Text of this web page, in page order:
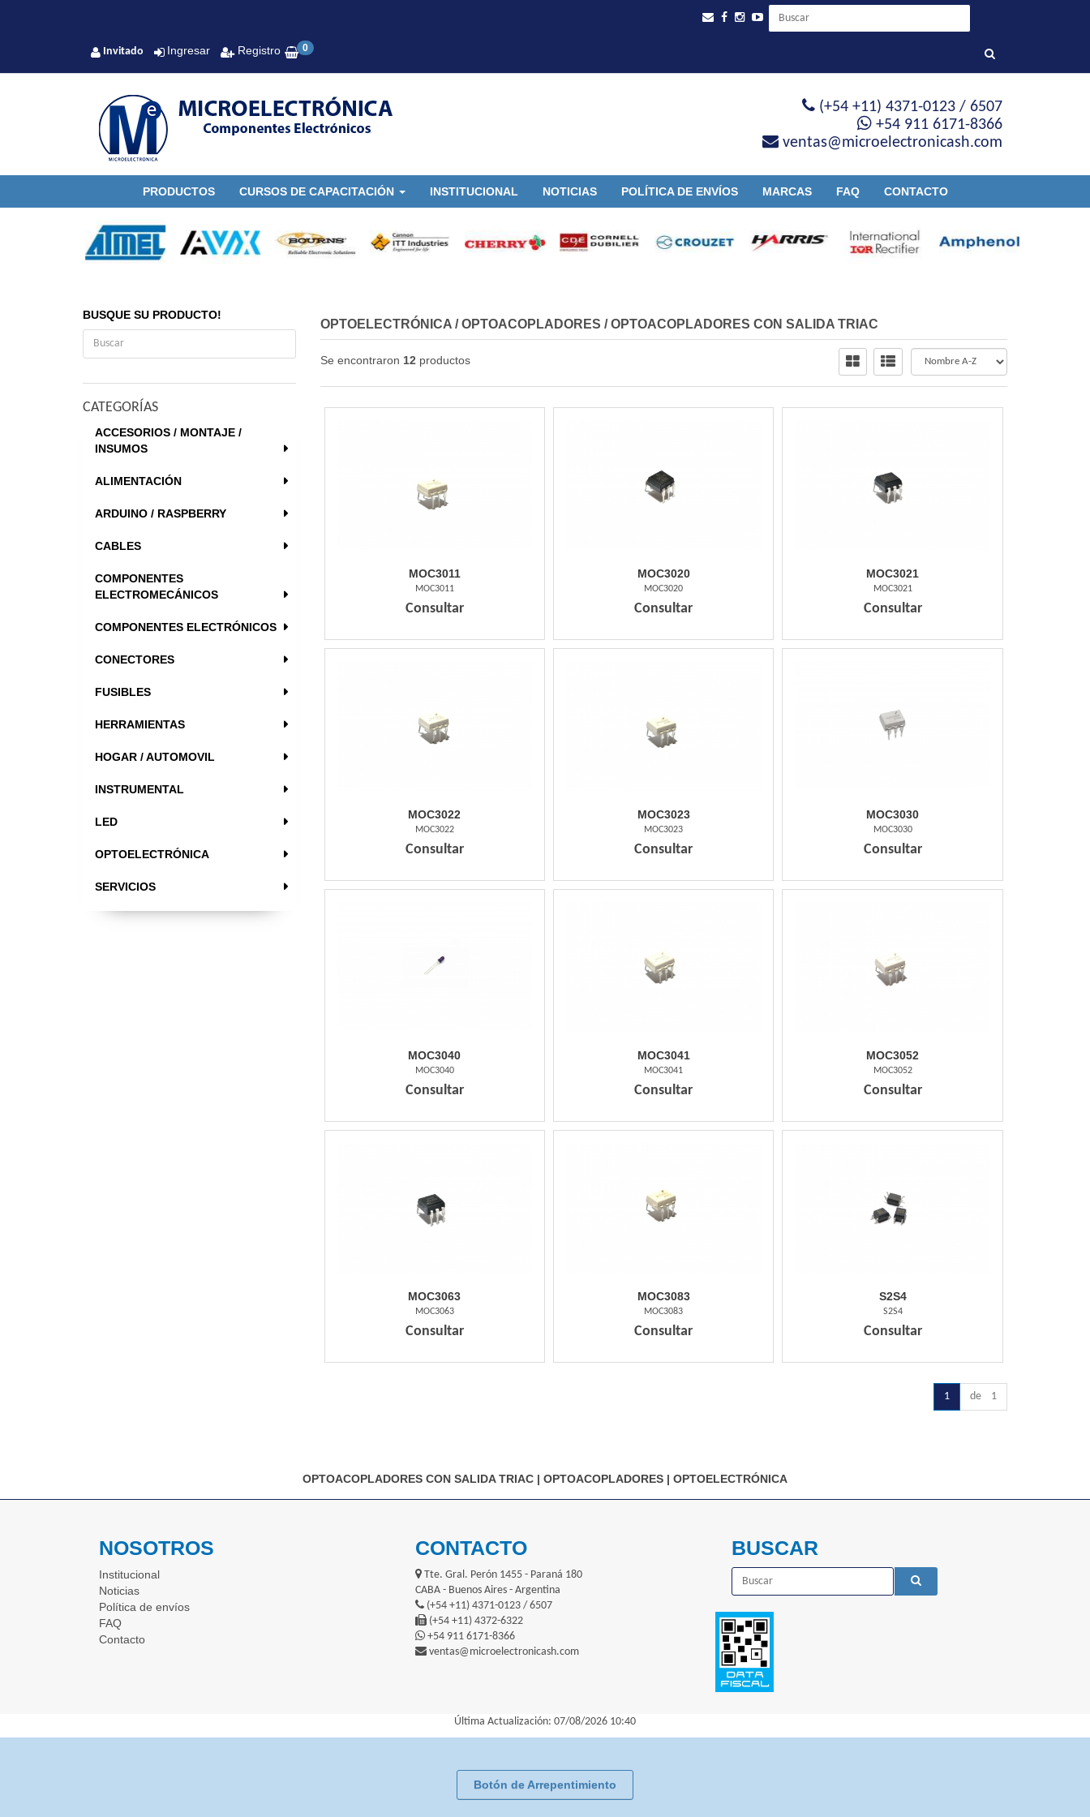
Invitado Ingresar Registro 0
PRODUCTOS CURSOS DE CAPACITACIÓN INSTITUCIONAL NOTICIAS POLÍTICA DE ENVÍOS MARCAS FAQ CONTACTO
(+54 +11) 4371-0123 / 6507
+54 911 6171-8366
ventas@microelectronicash.com
BUSQUE SU PRODUCTO!
CATEGORÍAS
ACCESORIOS / MONTAJE /
INSUMOS
ALIMENTACIÓN
ARDUINO / RASPBERRY
CABLES
COMPONENTES
ELECTROMECÁNICOS
COMPONENTES ELECTRÓNICOS
CONECTORES
FUSIBLES
HERRAMIENTAS
HOGAR / AUTOMOVIL
INSTRUMENTAL
LED
OPTOELECTRÓNICA
SERVICIOS
OPTOELECTRÓNICA/OPTOACOPLADORES /OPTOACOPLADORES CON SALIDA TRIAC
Se encontraron 12 productos
MOC3011
MOC3011
Consultar
MOC3020
MOC3020
Consultar
MOC3021
MOC3021
Consultar
MOC3022
MOC3022
Consultar
MOC3023
MOC3023
Consultar
MOC3030
MOC3030
Consultar
MOC3040
MOC3040
Consultar
MOC3041
MOC3041
Consultar
MOC3052
MOC3052
Consultar
MOC3063
MOC3063
Consultar
MOC3083
MOC3083
Consultar
S2S4
S2S4
Consultar
1 de 1
OPTOACOPLADORES CON SALIDA TRIAC | OPTOACOPLADORES | OPTOELECTRÓNICA
NOSOTROS
Institucional
Noticias
Política de envíos
FAQ
Contacto
CONTACTO
Tte. Gral. Perón 1455 - Paraná 180
CABA - Buenos Aires - Argentina
(+54 +11) 4371-0123 / 6507
(+54 +11) 4372-6322
+54 911 6171-8366
ventas@microelectronicash.com
BUSCAR
Última Actualización: 07/08/2026 10:40
Botón de Arrepentimiento